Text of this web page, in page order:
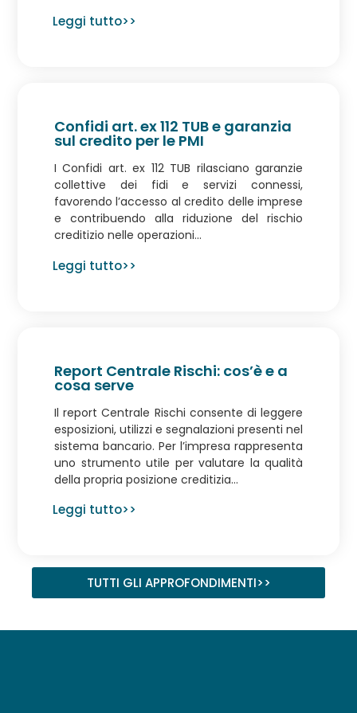
Leggi tutto>>
Confidi art. ex 112 TUB e garanzia
sul credito per le PMI
I Confidi art. ex 112 TUB rilasciano garanzie
collettive dei fidi e servizi connessi,
favorendo l’accesso al credito delle imprese
e contribuendo alla riduzione del rischio
creditizio nelle operazioni...
Leggi tutto>>
Report Centrale Rischi: cos’è e a
cosa serve
Il report Centrale Rischi consente di leggere
esposizioni, utilizzi e segnalazioni presenti nel
sistema bancario. Per l’impresa rappresenta
uno strumento utile per valutare la qualità
della propria posizione creditizia...
Leggi tutto>>
TUTTI GLI APPROFONDIMENTI>>